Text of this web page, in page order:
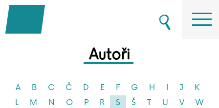
Autoři
A B C Č D E F G H I J
K
L
M N O P R S Š T U V
W